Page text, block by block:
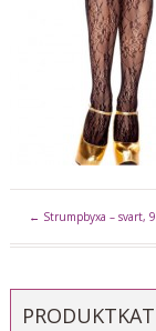
← Strumpbyxa – svart,